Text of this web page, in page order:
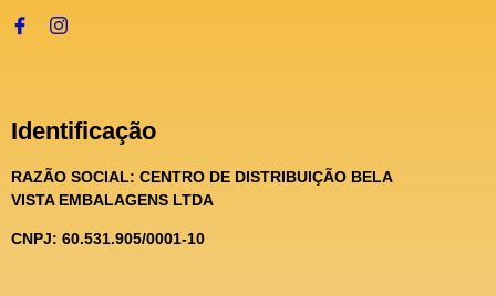
Identificação
RAZÃO SOCIAL: CENTRO DE DISTRIBUIÇÃO BELA
VISTA EMBALAGENS LTDA
CNPJ: 60.531.905/0001-10